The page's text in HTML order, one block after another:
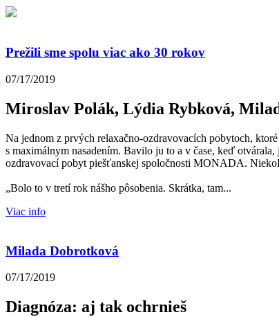
Prežili sme spolu viac ako 30 rokov
07/17/2019
Miroslav Polák, Lýdia Rybková,
Na jednom z prvých relaxačno-ozdravovacích pobytoch,
s maximálnym nasadením. Bavilo ju to a v čase, keď
ozdravovací pobyt piešťanskej spoločnosti MONADA.
„Bolo to v tretí rok nášho pôsobenia. Skrátka, tam...
Viac info
Milada Dobrotková
07/17/2019
Diagnóza: aj tak ochrnieš